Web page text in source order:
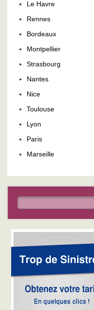
Le Havre
Rennes
Bordeaux
Montpellier
Strasbourg
Nantes
Nice
Toulouse
Lyon
Paris
Marseille